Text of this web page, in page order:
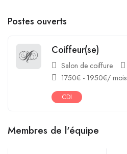
Postes ouverts
Coiffeur(se)
Salon de coiffure
1750€ - 1950€/ mois
CDI
Membres de l'équipe